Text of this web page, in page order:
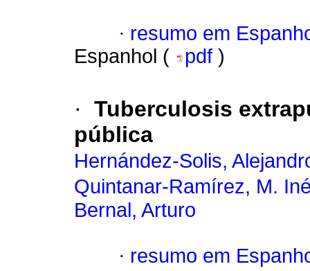
· resumo em
Espanhol (
pdf )
· Tuberculosis
pública
Hernández-Solis,
Quintanar-Ramírez, M.
Bernal, Arturo
· resumo em